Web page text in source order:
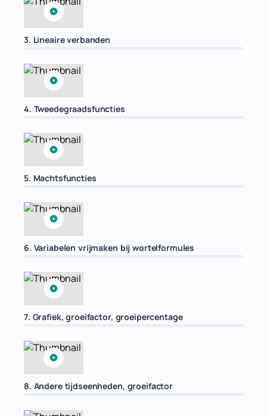
3. Lineaire verbanden
4. Tweedegraadsfuncties
5. Machtsfuncties
6. Variabelen vrijmaken bij wortelformules
7. Grafiek, groeifactor, groeipercentage
8. Andere tijdseenheden, groeifactor